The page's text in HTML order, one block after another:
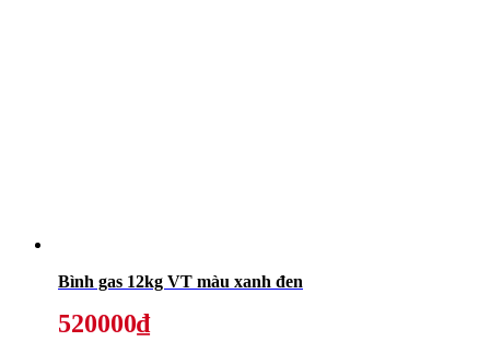
Bình gas 12kg VT màu xanh đen
520000₫